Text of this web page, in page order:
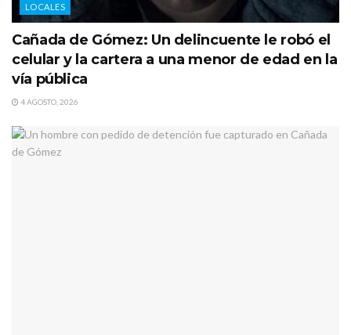
LOCALES
Cañada de Gómez: Un delincuente le robó el
celular y la cartera a una menor de edad en la
vía pública
4 AGOSTO, 2026